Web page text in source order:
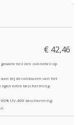
€ 42,46
bril een zonnebril op
bij de contouren van het
extra bescherming.
UV-400 bescherming.